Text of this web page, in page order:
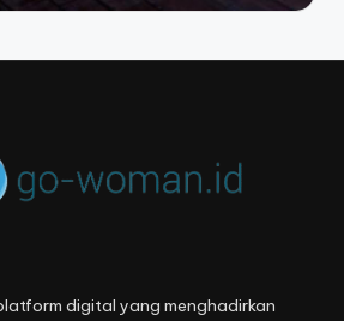
digital yang menghadirkan